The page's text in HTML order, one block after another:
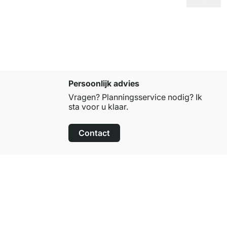
Persoonlijk advies
Vragen? Planningsservice nodig? Ik
sta voor u klaar.
Contact